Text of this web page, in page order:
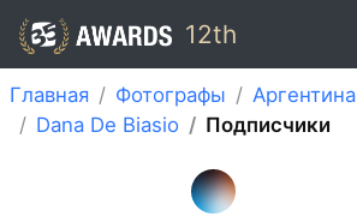
12th
Главная Фотографы Аргентина
Dana De Biasio
Подписчики